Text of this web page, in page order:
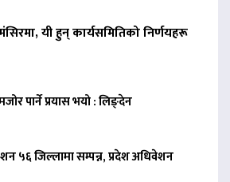
यी हुन् कार्यसमितिको निर्णयहरू
पार्ने प्रयास भयो : लिङ्देन
५६ जिल्लामा सम्पन्न, प्रदेश अधिवेशन